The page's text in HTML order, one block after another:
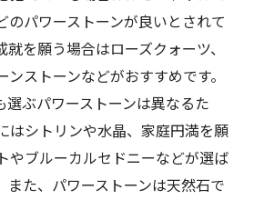
のパワーストーンが良いとされて
を願う場合はローズクォーツ、
ストーンなどがおすすめです。
選ぶパワーストーンは異なるた
はシトリンや水晶、家庭円満を願
やブルーカルセドニーなどが選ば
また、パワーストーンは天然石で